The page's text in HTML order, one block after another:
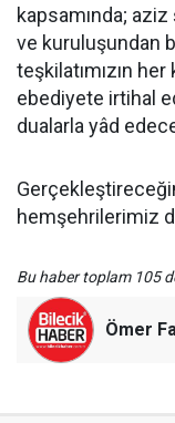
kapsamında;
ve kuruluşundan
teşkilatımızın
ebediyete irtihal
dualarla yâd
hemşehrilerimiz
Bu haber toplam 105
Ömer